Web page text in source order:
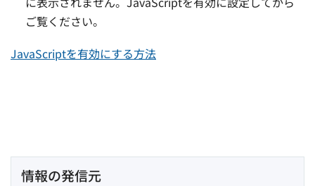
ご覧ください。
JavaScriptを有効にする方法
情報の発信元